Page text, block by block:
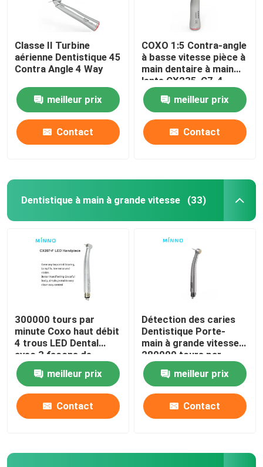
Classe II Turbine
aérienne Dentistique 45
Contra Angle 4 Way
meilleur prix
Contact
COXO 1:5 Contra-angle
à basse vitesse pièce à
main dentaire à main
lente CX235-C7-4
meilleur prix
Contact
Dentistique à main à grande vitesse (33)
300000 tours par
minute Coxo haut débit
4 trous LED Dental
avec 3 façons de
pulvérisation
meilleur prix
Contact
Détection des caries
Dentistique Porte-
main à grande vitesse
280000 tours par
minute Porte- main à
bouton meilleur prix
Contact